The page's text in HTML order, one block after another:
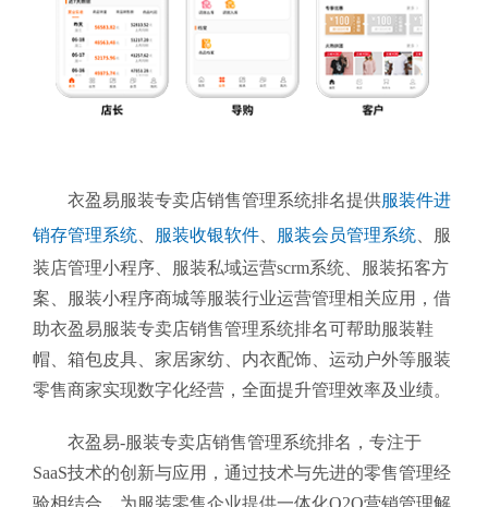
衣盈易服装专卖店销售管理系统排名提供服装件进
销存管理系统
服装收银软件 服装会员管理系统
服
装店管理小程序、服装私域运营scrm系统、服装拓客方
案、服装小程序商城等服装行业运营管理相关应用，借
助衣盈易服装专卖店销售管理系统排名可帮助服装鞋
帽、箱包皮具、家居家纺、内衣配饰、运动户外等服装
零售商家实现数字化经营，全面提升管理效率及业绩。
衣盈易-服装专卖店销售管理系统排名 ，专注于
SaaS技术的创新与应用，通过技术与先进的零售管理经